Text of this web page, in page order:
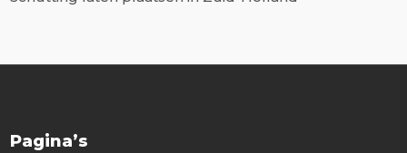
Pagina’s